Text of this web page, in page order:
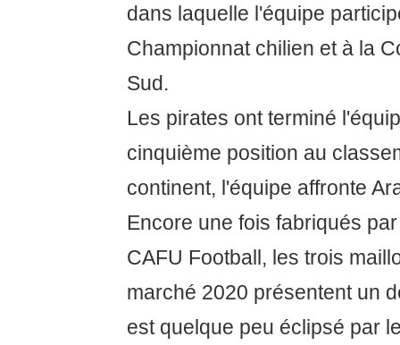
dans laquelle l'équipe
Championnat chilien et à la
Sud.
Les pirates ont terminé
cinquième position au
continent, l'équipe affronte
Encore une fois fabriqués
CAFU Football, les trois
marché 2020 présentent un
est quelque peu éclipsé par